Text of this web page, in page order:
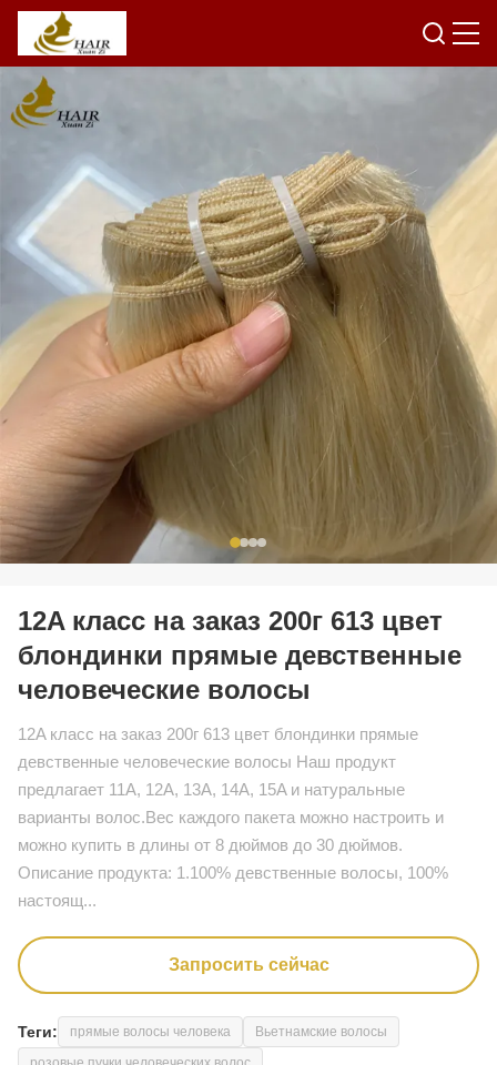
12A класс на заказ 200г 613 цвет
блондинки прямые девственные
человеческие волосы
12A класс на заказ 200г 613 цвет блондинки прямые
девственные человеческие волосы Наш продукт
предлагает 11A, 12A, 13A, 14A, 15A и натуральные
варианты волос.Вес каждого пакета можно настроить и
можно купить в длины от 8 дюймов до 30 дюймов.
Описание продукта: 1.100% девственные волосы, 100%
настоящ...
Запросить сейчас
Теги: прямые волосы человека
Вьетнамские волосы